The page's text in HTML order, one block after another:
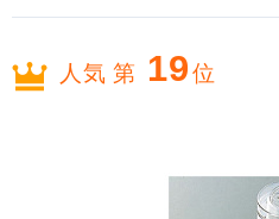
人気 第 19位